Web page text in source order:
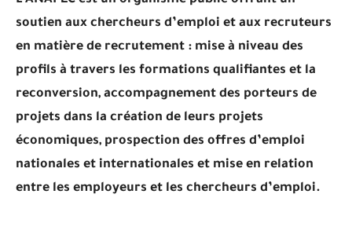
soutien aux chercheurs d’emploi et aux recruteurs
en matière de recrutement : mise à niveau des
profils à travers les formations qualifiantes et la
reconversion, accompagnement des porteurs de
projets dans la création de leurs projets
économiques, prospection des offres d’emploi
nationales et internationales et mise en relation
entre les employeurs et les chercheurs d’emploi.